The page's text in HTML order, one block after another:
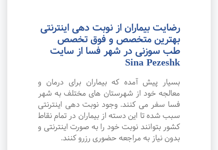
رضایت بیماران از نوبت دهی اینترنتی
بهترین متخصص و فوق تخصص
طب سوزنی در شهر فسا از سایت
Sina Pezeshk
بسیار پیش آمده که بیماران برای درمان و
معالجه خود از شهرستان های مختلف به شهر
فسا سفر می کنند. وجود نوبت دهی اینترنتی
سبب شده تا این دسته از بیماران در تمام نقاط
کشور بتوانند نوبت خود را به صورت اینترنتی و
بدون نیاز به مراجعه حضوری رزرو کنند.